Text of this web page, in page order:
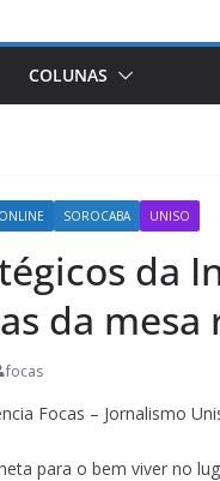
COLUNAS
SOROCABA UNISO
da
da mesa
focas
Focas – Jornalismo
para o bem viver no